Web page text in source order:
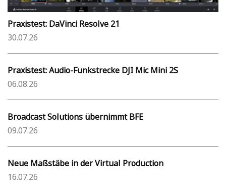
Praxistest: DaVinci Resolve 21
30.07.26
Praxistest: Audio-Funkstrecke DJI Mic Mini 2S
06.08.26
Broadcast Solutions übernimmt BFE
09.07.26
Neue Maßstäbe in der Virtual Production
16.07.26